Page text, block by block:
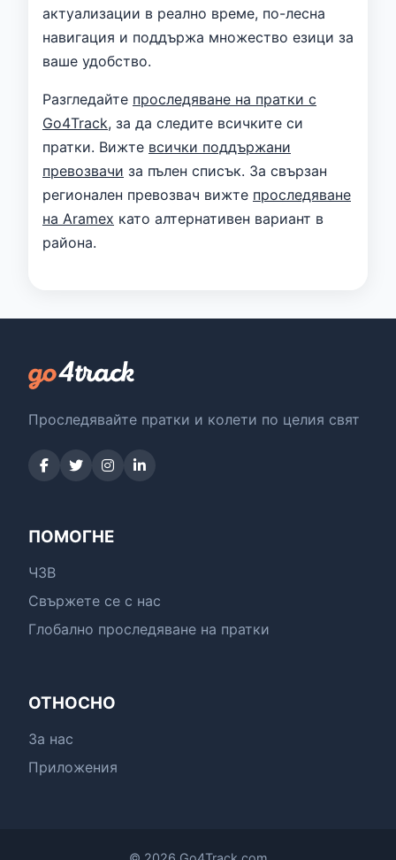
актуализации в реално време, по-лесна
навигация и поддържа множество езици за
ваше удобство.
Разгледайте проследяване на пратки с
Go4Track, за да следите всичките си
пратки. Вижте всички поддържани
превозвачи за пълен списък. За свързан
регионален превозвач вижте проследяване
на Aramex като алтернативен вариант в
района.
Проследявайте пратки и колети по целия свят
ПОМОГНЕ
ЧЗВ
Свържете се с нас
Глобално проследяване на пратки
ОТНОСНО
За нас
Приложения